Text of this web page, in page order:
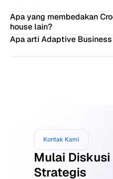
Apa yang membedakan
house lain?
Apa arti Adaptive
Kontak Kami
Mulai Diskusi
Strategis